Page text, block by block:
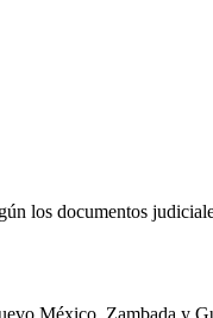
los documentos